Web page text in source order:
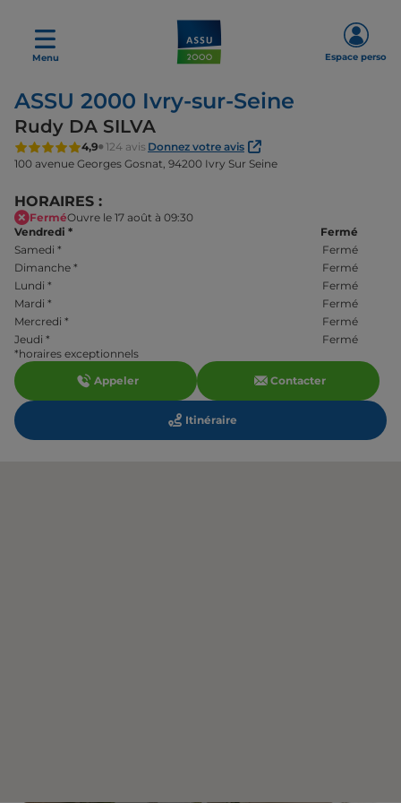
Menu Espace perso
ASSU 2000 Ivry-sur-Seine
Rudy DA SILVA
4,9 124 avis Donnez votre avis
100 avenue Georges Gosnat, 94200 Ivry Sur Seine
HORAIRES :
FerméOuvre le 17 août à 09:30
Vendredi *
Fermé
Samedi *
Fermé
Dimanche *
Fermé
Lundi *
Fermé
Mardi *
Fermé
Mercredi *
Fermé
Jeudi *
Fermé
*horaires exceptionnels
Appeler
Contacter
Itinéraire